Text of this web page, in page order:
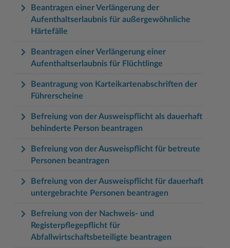
Beantragen einer Verlängerung der
Aufenthaltserlaubnis für außergewöhnliche
Härtefälle
Beantragen einer Verlängerung einer
Aufenthaltserlaubnis für Flüchtlinge
Beantragung von Karteikartenabschriften der
Führerscheine
Befreiung von der Ausweispflicht als dauerhaft
behinderte Person beantragen
Befreiung von der Ausweispflicht für betreute
Personen beantragen
Befreiung von der Ausweispflicht für dauerhaft
untergebrachte Personen beantragen
Befreiung von der Nachweis- und
Registerpflegepflicht für
Abfallwirtschaftsbeteiligte beantragen